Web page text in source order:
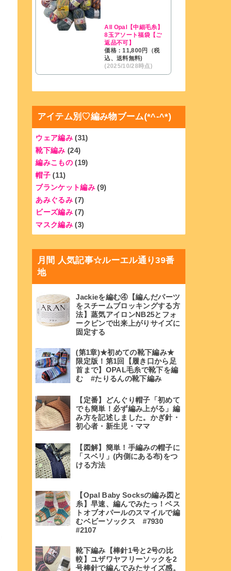
All Opal【中細毛糸】
8玉アソート福袋【ご
返品不可】
価格：11,800円（税
込、送料無料)
(2025/10/28時点)
アイテム別♡編み物ブーム(*^-^*)
ウェア編み (31)
靴下編み (24)
編みこもの (19)
帽子 (11)
ブランケット編み (9)
あみぐるみ (7)
ビーズ編み (7)
マスク編み (3)
月間 人気記事☆ルーエル通り39番
地
Jackieを編む④【編んだパーツ
をスチームブロッキングする方
法】蒸気アイロンNB25とフォ
ークピンで出来上がりサイズに
固定する
(第1章)★初めての靴下編み★
限定版！第1回【履き口から足
首まで】OPAL毛糸で靴下を編
む #たりるんの靴下編み
【定番】どんぐり帽子「初めて
でも簡単！必ず編み上がる」編
み方を記述しました。かぎ針・
初心者・新生児・ママ
【図解】簡単！手編みの帽子に
「スベリ」(内側にある布)をつ
ける方法
【Opal Baby Socksの編み図と
糸】早速、編んでみたっ！ベス
トオブオパールのスマイルで編
むベビーソックス #7930
#2107
靴下編み【棒針1号と2号の比
較】ユザワヤフリーソックを2
号棒針で編んでみたサイズ感。